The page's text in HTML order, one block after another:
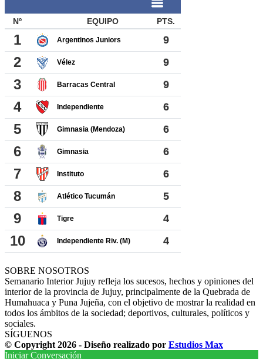
SOBRE NOSOTROS
Semanario Interior Jujuy refleja los sucesos, hechos y opiniones del
interior de la provincia de Jujuy, principalmente de la Quebrada de
Humahuaca y Puna Jujeña, con el objetivo de mostrar la realidad en
todos los ámbitos de la sociedad; deportivos, culturales, políticos y
sociales.
SÍGUENOS
© Copyright 2026 - Diseño realizado por Estudios Max
Iniciar Conversación